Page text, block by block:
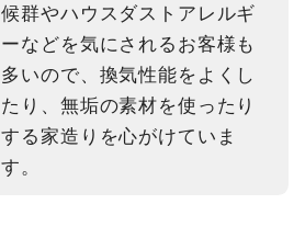
候群やハウスダストアレルギ
ーなどを気にされるお客様も
多いので、換気性能をよくし
たり、無垢の素材を使ったり
する家造りを心がけていま
す。